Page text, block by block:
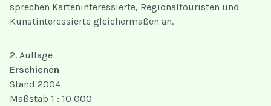
sprechen Karteninteressierte, Regionaltouristen und
Kunstinteressierte gleichermaßen an.
2. Auflage
Erschienen
Stand 2004
Maßstab 1 : 10 000